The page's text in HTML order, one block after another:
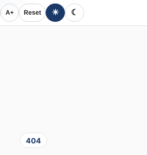
A+ Reset ☀ ☾
404